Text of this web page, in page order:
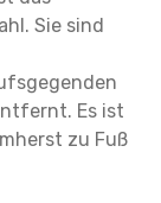
Sie sind
Es ist
zu Fuß